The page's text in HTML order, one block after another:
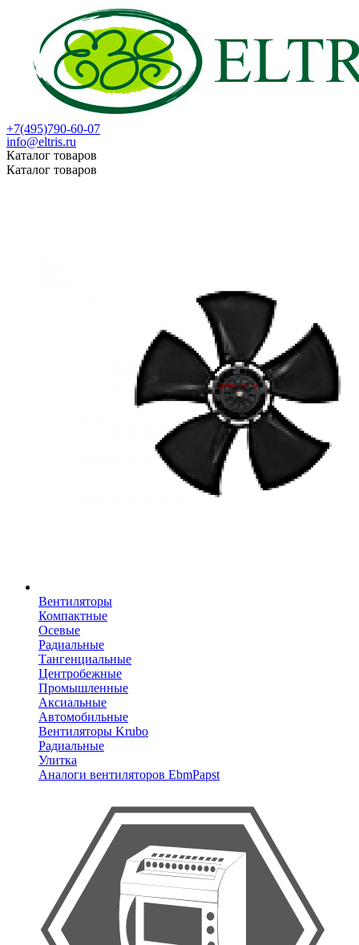
+7(495)790-60-07
info@eltris.ru
Каталог товаров
Каталог товаров
Вентиляторы
Компактные
Осевые
Радиальные
Тангенциальные
Центробежные
Промышленные
Аксиальные
Автомобильные
Вентиляторы Krubo
Радиальные
Улитка
Аналоги вентиляторов EbmPapst